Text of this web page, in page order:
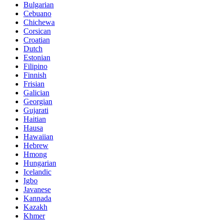
Bulgarian
Cebuano
Chichewa
Corsican
Croatian
Dutch
Estonian
Filipino
Finnish
Frisian
Galician
Georgian
Gujarati
Haitian
Hausa
Hawaiian
Hebrew
Hmong
Hungarian
Icelandic
Igbo
Javanese
Kannada
Kazakh
Khmer